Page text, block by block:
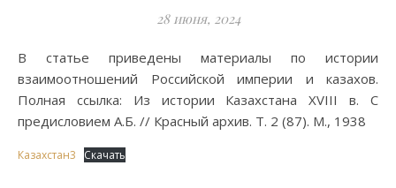
28 июня, 2024
В статье приведены материалы по истории
взаимоотношений Российской империи и казахов.
Полная ссылка: Из истории Казахстана XVIII в. С
предисловием А.Б. // Красный архив. Т. 2 (87). М., 1938
Казахстан3 Скачать